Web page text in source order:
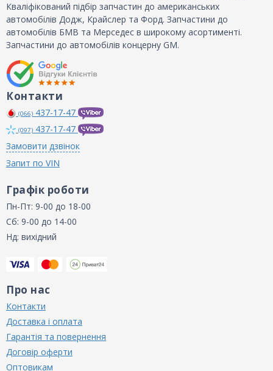
Кваліфікований підбір запчастин до американських
автомобілів Додж, Крайслер та Форд. Запчастини до
автомобілів БМВ та Мерседес в широкому асортименті.
Запчастини до автомобілів концерну GM.
Контакти
(066) 437-17-47
(097) 437-17-47
Замовити дзвінок
Запит по VIN
Графік роботи
Пн-Пт: 9-00 до 18-00
Сб: 9-00 до 14-00
Нд: вихідний
Про нас
Контакти
Доставка і оплата
Гарантія та повернення
Договір оферти
Оптовикам